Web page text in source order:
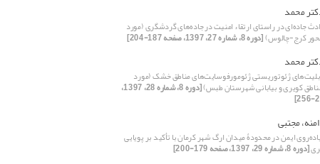
محمد
جاده‌‌‌‌‌‌‌‌‌‌‌‌‌‌‌‌‌‌ای در راستای ارتقاء امنیت در جاده‌‌‌‌‌‌های گردشگری (مورد
کرج-چالوس)[دوره 8، شماره 27، 1397، صفحه 187-204]
محمد
ژئوتوریستی ژئومورفوسایت‌های مناطق خشک (مورد
کویری و بیابانی شهرستان طبس) [دوره 8، شماره 28، 1397،
مجتبی
ایمن در محدودۀ میدان ارگ شهر کرمان با تأکید بر پویایی
[دوره 8، شماره 29، 1397، صفحه 179-200]